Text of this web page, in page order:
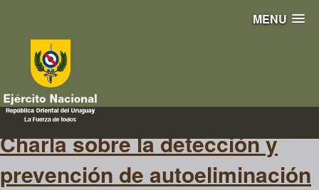
MENU
psicológico
Charla sobre la detección y
prevención de autoeliminación